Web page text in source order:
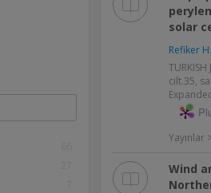
solar
Refiker H.
TURKISH
cilt.35,
Yayınlar
Wind